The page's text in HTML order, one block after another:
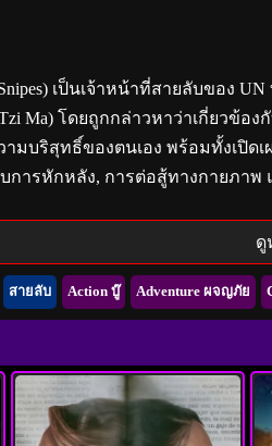
Snipes) เป็นเจ้าหน้าที่สายลับของ
Ma) โดยถูกกล่าวหาว่าเกี่ยวข้อ
ามบริสุทธิ์ของตนเอง พร้อมทั้งเปิ
บการหักหลัง, การต่อสู้ทางกายภ
ดู
สายลับ Action บู๊ Adventure ผจญภัย